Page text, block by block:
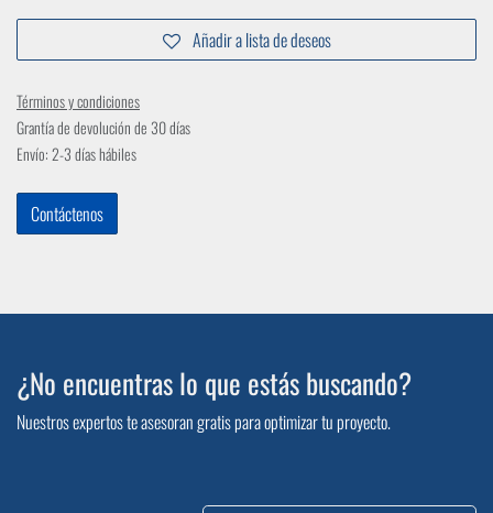
Añadir a lista de deseos
Términos y condiciones
Grantía de devolución de 30 días
Envío: 2-3 días hábiles
Contáctenos
¿No encuentras lo que estás buscando?
Nuestros expertos te asesoran gratis para optimizar tu proyecto.